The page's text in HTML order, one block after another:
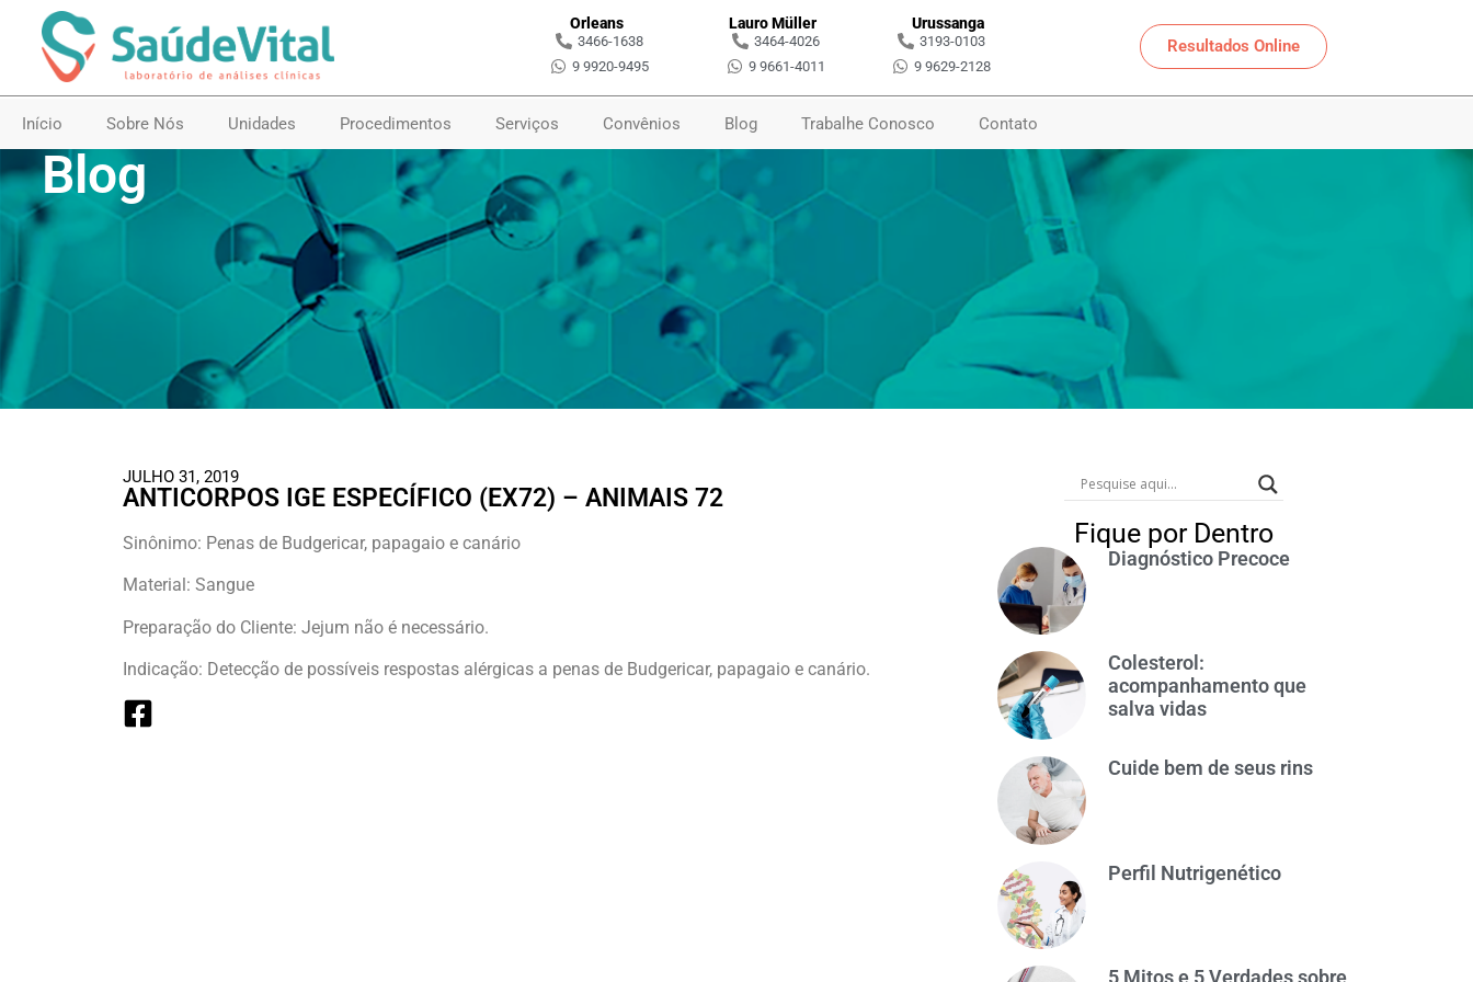
Orleans
3466-1638
9 9920-9495
Lauro Müller
3464-4026
9 9661-4011
Urussanga
3193-0103
9 9629-2128
Resultados Online
Início Sobre Nós Unidades Procedimentos Serviços Convênios Blog Trabalhe Conosco Contato
Blog
JULHO 31, 2019
ANTICORPOS IGE ESPECÍFICO (EX72) – ANIMAIS 72
Sinônimo: Penas de Budgericar, papagaio e canário
Material: Sangue
Preparação do Cliente: Jejum não é necessário.
Indicação: Detecção de possíveis respostas alérgicas a penas de Budgericar, papagaio e canário.
Fique por Dentro
Diagnóstico Precoce
Colesterol:
acompanhamento que
salva vidas
Cuide bem de seus rins
Perfil Nutrigenético
5 Mitos e 5 Verdades sobre